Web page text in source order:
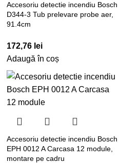
Accesoriu detectie incendiu Bosch
D344-3 Tub prelevare probe aer,
91.4cm
172,76 lei
Adaugă în coș
Accesoriu detectie incendiu Bosch
EPH 0012 A Carcasa 12 module,
montare pe cadru